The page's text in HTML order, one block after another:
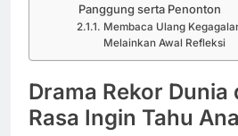
Panggung serta Penonton
Membaca Ulang
Melainkan Awal Refleksi
Drama Rekor Dunia
Rasa Ingin Tahu